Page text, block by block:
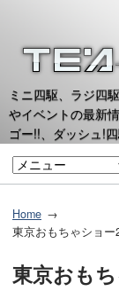
ミニ四駆、ラジ四
やイベントの最新
ゴー!!、ダッシュ!
Home
東京おもちゃショ
東京おも